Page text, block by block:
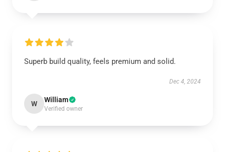
Superb build quality, feels premium and solid.
Dec 4, 2024
W William
Verified owner